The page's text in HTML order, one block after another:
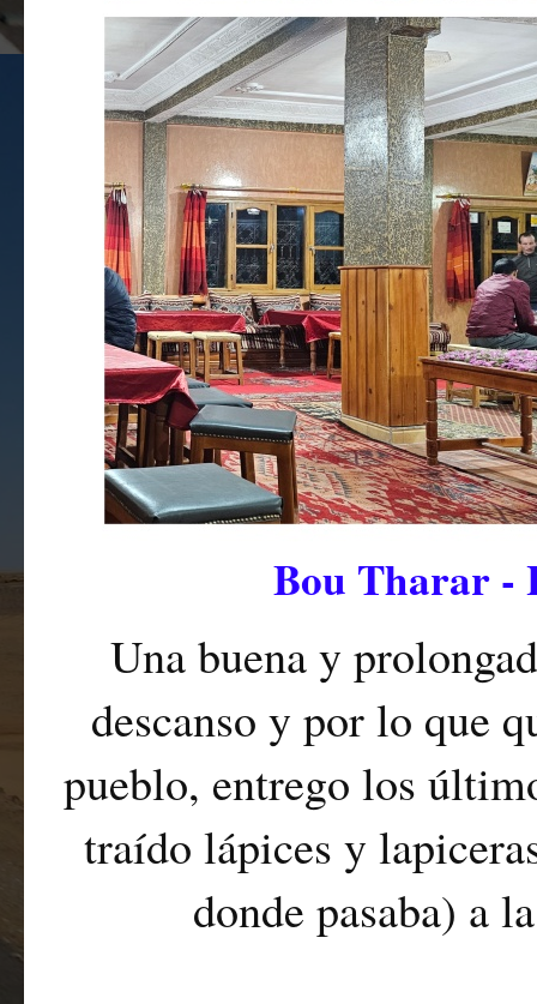
Bou Tharar -
Una buena y
descanso y por lo que
pueblo, entrego los
traído lápices y
donde pasaba) a